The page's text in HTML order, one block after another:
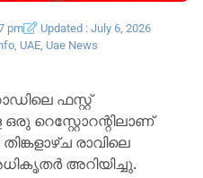
pm
Updated : July 6, 2026
UAE Uae News
ഫസ്റ്റ്
റെസ്റ്റോറന്റിലാണ്
രാവിലെ
അറിയിച്ചു.